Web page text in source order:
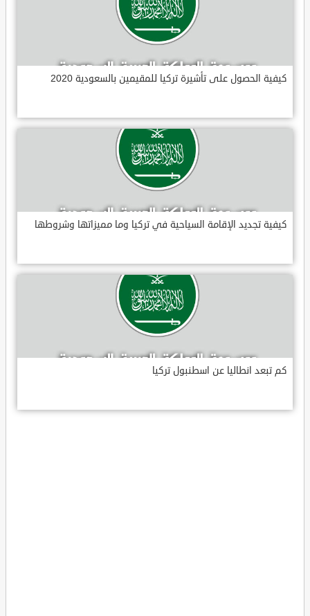
كيفية الحصول على تأشيرة تركيا للمقيمين بالسعودية 2020
كيفية تجديد الإقامة السياحية في تركيا وما مميزاتها وشروطها
كم تبعد انطاليا عن اسطنبول تركيا